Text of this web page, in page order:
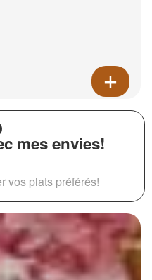
mes envies!
vos plats préférés!